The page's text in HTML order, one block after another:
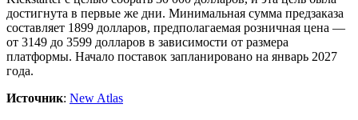
Автор: Camp Tonneau Tents